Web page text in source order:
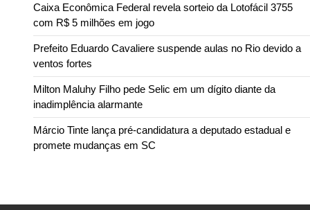
Caixa Econômica Federal revela sorteio da Lotofácil 3755
com R$ 5 milhões em jogo
Prefeito Eduardo Cavaliere suspende aulas no Rio devido a
ventos fortes
Milton Maluhy Filho pede Selic em um dígito diante da
inadimplência alarmante
Márcio Tinte lança pré-candidatura a deputado estadual e
promete mudanças em SC